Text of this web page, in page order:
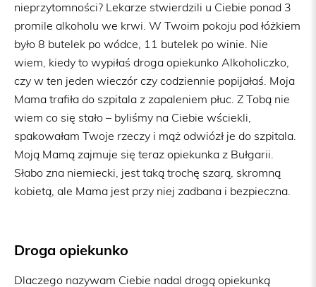
nieprzytomności? Lekarze stwierdzili u Ciebie ponad 3
promile alkoholu we krwi. W Twoim pokoju pod łóżkiem
było 8 butelek po wódce, 11 butelek po winie. Nie
wiem, kiedy to wypiłaś droga opiekunko Alkoholiczko,
czy w ten jeden wieczór czy codziennie popijałaś. Moja
Mama trafiła do szpitala z zapaleniem płuc. Z Tobą nie
wiem co się stało – byliśmy na Ciebie wściekli,
spakowałam Twoje rzeczy i mąż odwiózł je do szpitala.
Moją Mamą zajmuje się teraz opiekunka z Bułgarii.
Słabo zna niemiecki, jest taką trochę szarą, skromną
kobietą, ale Mama jest przy niej zadbana i bezpieczna.
Droga opiekunko
Dlaczego nazywam Ciebie nadal drogą opiekunką